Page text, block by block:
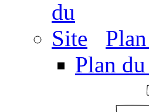
Plan